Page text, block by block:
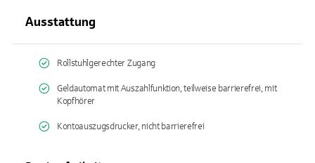
Ausstattung
Rollstuhlgerechter Zugang
Geldautomat mit Auszahlfunktion, teilweise barrierefrei, mit
Kopfhörer
Kontoauszugsdrucker, nicht barrierefrei